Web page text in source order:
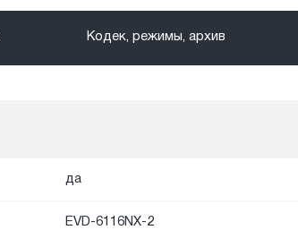
Кодек, режимы, архив
да
EVD-6116NX-2